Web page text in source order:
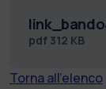
pdf 312 KB
Torna all'elenco